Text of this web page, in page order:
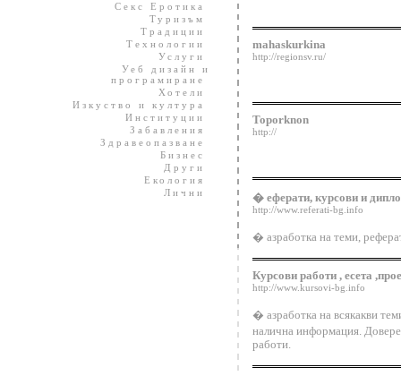
Секс Еротика
Туризъм
Традиции
Технологии
Услуги
Уеб дизайн и
програмиране
Хотели
Изкуство и култура
Институции
Забавления
Здравеопазване
Бизнес
Други
Екология
Лични
mahaskurkina
http://regionsv.ru/
Toporknon
http://
� еферати, курсови и
http://www.referati-bg.info
� азработка на теми,
Курсови работи , есета
http://www.kursovi-bg.info
� азработка на всякакви
налична информация.
работи.